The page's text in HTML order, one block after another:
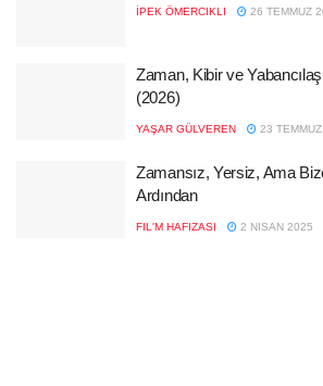
İPEK ÖMERCIKLI 26 TEMMUZ
Zaman, Kibir ve
(2026)
YAŞAR GÜLVEREN 23
Zamansız, Yersiz, Ama
Ardından
FIL'M HAFIZASI 2 NISAN 2025